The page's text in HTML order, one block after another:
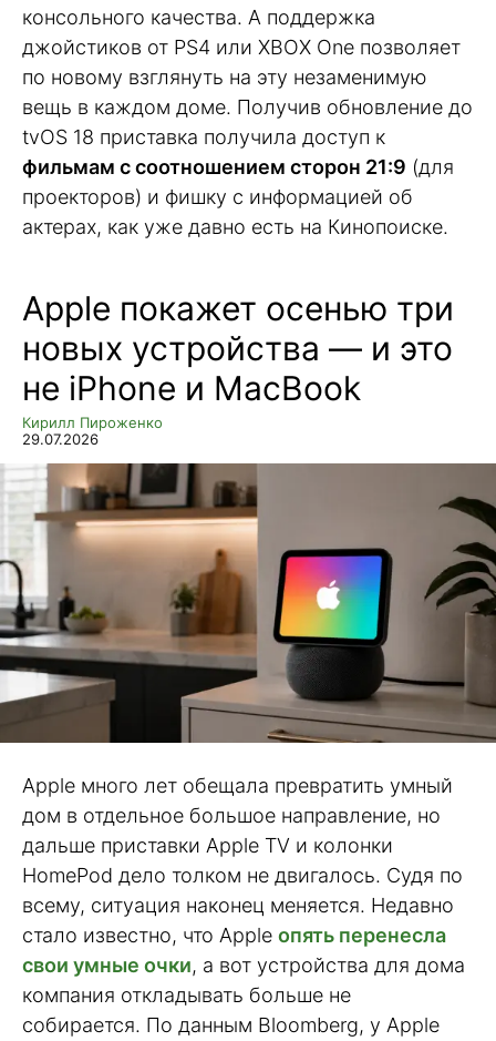
консольного качества. А поддержка
джойстиков от PS4 или XBOX One позволяет
по новому взглянуть на эту незаменимую
вещь в каждом доме. Получив обновление до
tvOS 18 приставка получила доступ к
фильмам с соотношением сторон 21:9 (для
проекторов) и фишку с информацией об
актерах, как уже давно есть на Кинопоиске.
Apple покажет осенью три
новых устройства — и это
не iPhone и MacBook
Кирилл Пироженко
29.07.2026
Apple много лет обещала превратить умный
дом в отдельное большое направление, но
дальше приставки Apple TV и колонки
HomePod дело толком не двигалось. Судя по
всему, ситуация наконец меняется. Недавно
стало известно, что Apple опять перенесла
свои умные очки, а вот устройства для дома
компания откладывать больше не
собирается. По данным Bloomberg, у Apple